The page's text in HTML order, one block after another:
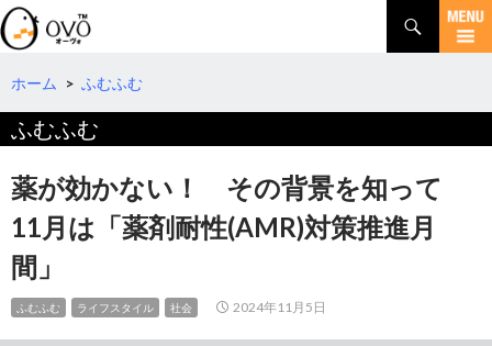
検
索
コ
テ
へ
移
動
ホーム > ふむふむ
ふむふむ
薬が効かない！ その背景を知って
11月は「薬剤耐性(AMR)対策推進月
間」
ふむふむ ライフスタイル 社会 2024年11月5日